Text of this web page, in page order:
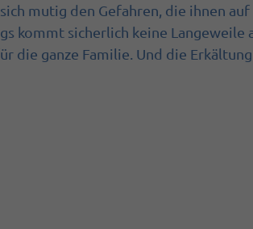
mutig den Gefahren, die ihnen auf
kommt sicherlich keine Langeweile
die ganze Familie. Und die